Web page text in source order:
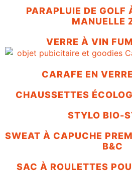
PARAPLUIE DE GOLF
MANUELLE
VERRE À VIN
CARAFE EN
CHAUSSETTES
STYLO BIO-
SWEAT À CAPUCHE
B&C
SAC À ROULETTES